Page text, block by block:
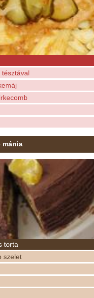
tésztával
mánia
torta
szelet